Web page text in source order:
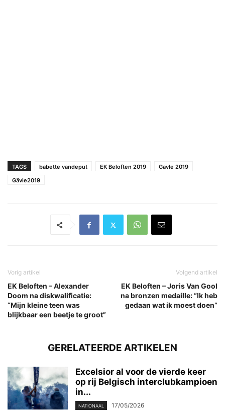
TAGS babette vandeput EK Beloften 2019
Gavle 2019
Gävle2019
Vorig artikel
EK Beloften – Alexander
Doom na diskwalificatie:
“Mijn kleine teen was
blijkbaar een beetje te groot”
Volgend artikel
EK Beloften – Joris Van Gool
na bronzen medaille: “Ik heb
gedaan wat ik moest doen”
GERELATEERDE ARTIKELEN
Excelsior al voor de vierde keer
op rij Belgisch interclubkampioen
in...
NATIONAAL 17/05/2026